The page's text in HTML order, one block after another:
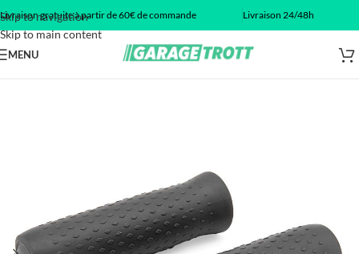
Skip to navigation
Skip to main content
Livraison gratuite à partir de 60€ de commande Livraison 24/48h
MENU